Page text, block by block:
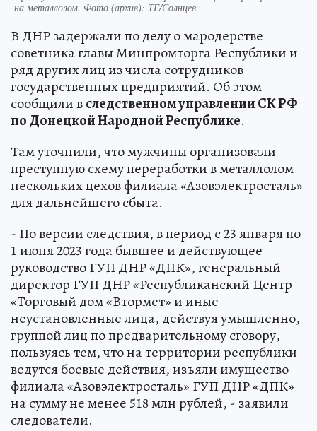
на металлолом. Фото (архив): ТГ/Солнцев
В ДНР задержали по делу о мародерстве
советника главы Минпромторга Республики и
ряд других лиц из числа сотрудников
государственных предприятий. Об этом
сообщили вследственном управлении СК РФ
по Донецкой Народной Республике.
Там уточнили, что мужчины организовали
преступную схему переработки в металлолом
нескольких цехов филиала «Азовэлектросталь»
для дальнейшего сбыта.
- По версии следствия, в период с 23 января по
1 июня 2023 года бывшее и действующее
руководство ГУП ДНР «ДПК», генеральный
директор ГУП ДНР «Республиканский Центр
«Торговый дом «Втормет» и иные
неустановленные лица, действуя умышленно,
группой лиц по предварительному сговору,
пользуясь тем, что на территории республики
ведутся боевые действия, изъяли имущество
филиала «Азовэлектросталь» ГУП ДНР «ДПК»
на сумму не менее 518 млн рублей, - заявили
следователи.